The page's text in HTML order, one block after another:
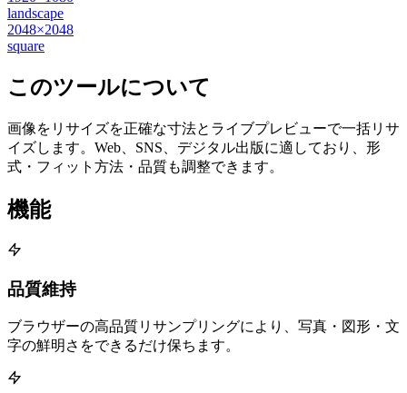
landscape
2048×2048
square
このツールについて
画像をリサイズを正確な寸法とライブプレビューで一括リサ
イズします。Web、SNS、デジタル出版に適しており、形
式・フィット方法・品質も調整できます。
機能
品質維持
ブラウザーの高品質リサンプリングにより、写真・図形・文
字の鮮明さをできるだけ保ちます。